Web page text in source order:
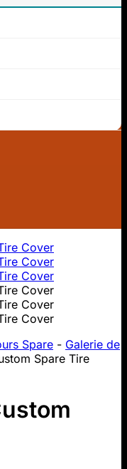
Spare - Galerie de
Spare Tire